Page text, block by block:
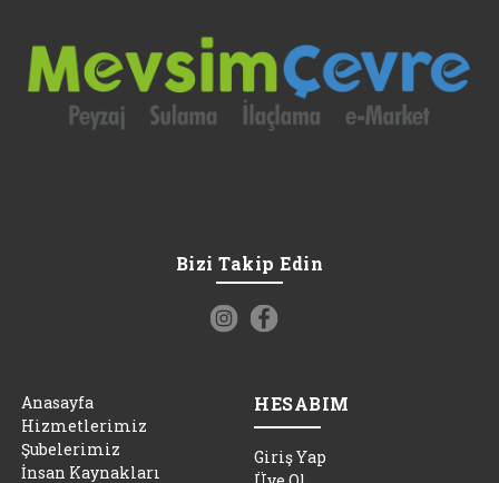
Bizi Takip Edin
Anasayfa
Hizmetlerimiz
Şubelerimiz
İnsan Kaynakları
HESABIM
Giriş Yap